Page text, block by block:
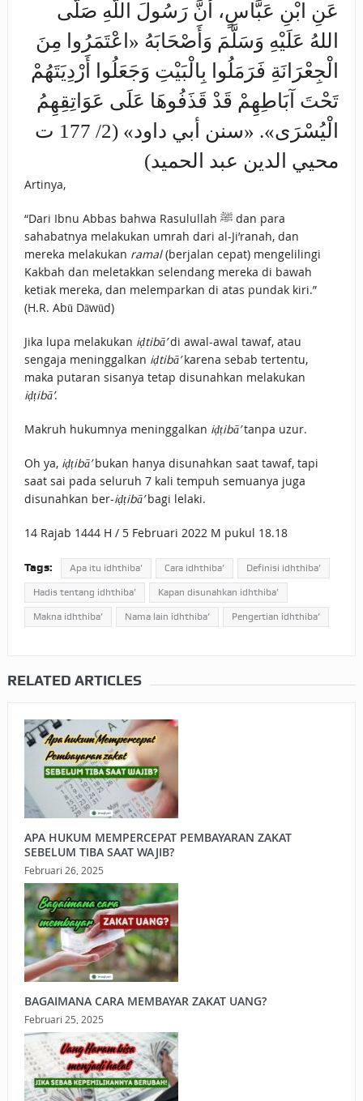
عَنِ ابْنِ عَبَّاسٍ، أَنَّ رَسُولَ اللَّهِ صَلَّى
اللهُ عَلَيْهِ وَسَلَّمَ وَأَصْحَابَهُ «اعْتَمَرُوا مِنَ
الْجِعْرَانَةِ فَرَمَلُوا بِالْبَيْتِ وَجَعَلُوا أَرْدِيَتَهُمْ
تَحْتَ آبَاطِهِمْ قَدْ ‌قَذَفُوهَا ‌عَلَى ‌عَوَاتِقِهِمُ
الْيُسْرَى». «سنن أبي داود» (2/ 177 ت
محيي الدين عبد الحميد)
Artinya,
“Dari Ibnu Abbas bahwa Rasulullah ﷺ dan para
sahabatnya melakukan umrah dari al-Ji’ranah, dan
mereka melakukan ramal(berjalan cepat) mengelilingi
Kakbah dan meletakkan selendang mereka di bawah
ketiak mereka, dan melemparkan di atas pundak kiri.”
(H.R. Abū Dāwūd)
Jika lupa melakukan iḍtibā’di awal-awal tawaf, atau
sengaja meninggalkan iḍtibā’karena sebab tertentu,
maka putaran sisanya tetap disunahkan melakukan
iḍṭibā’.
Makruh hukumnya meninggalkan iḍṭibā’tanpa uzur.
Oh ya, iḍṭibā’bukan hanya disunahkan saat tawaf, tapi
saat sai pada seluruh 7 kali tempuh semuanya juga
disunahkan ber-iḍṭibā’bagi lelaki.
14 Rajab 1444 H / 5 Februari 2022 M pukul 18.18
Tags: Apa itu idhthiba’ Cara idhthiba’ Definisi idhthiba’
Hadis tentang idhthiba’ Kapan disunahkan idhthiba’
Makna idhthiba’ Nama lain idhthiba’ Pengertian idhthiba’
RELATED ARTICLES
APA HUKUM MEMPERCEPAT PEMBAYARAN ZAKAT
SEBELUM TIBA SAAT WAJIB?
Februari 26, 2025
BAGAIMANA CARA MEMBAYAR ZAKAT UANG?
Februari 25, 2025